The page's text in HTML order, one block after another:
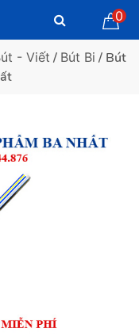
0
- Viết / Bút Bi / Bút